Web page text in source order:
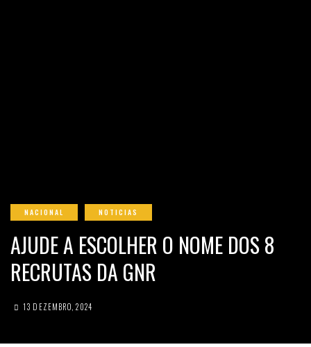
NACIONAL NOTICIAS
AJUDE A ESCOLHER O NOME DOS 8
RECRUTAS DA GNR
13 DEZEMBRO, 2024